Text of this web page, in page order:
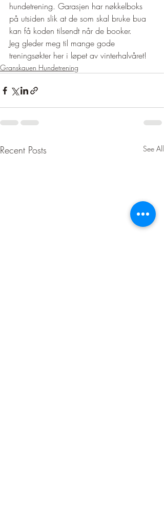
hundetrening. Garasjen har nøkkelboks
på utsiden slik at de som skal bruke bua
kan få koden tilsendt når de booker.
Jeg gleder meg til mange gode
treningsøkter her i løpet av vinterhalvåret!
Granskauen Hundetrening
Recent Posts See All